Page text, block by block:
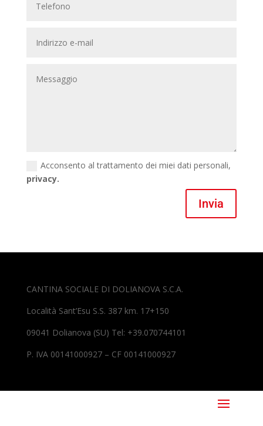
Acconsento al trattamento dei miei dati personali,
privacy.
Invia
CANTINA SOCIALE DI DOLIANOVA S.C.A.
Località Sant’Esu S.S. 387 km. 17+150
09041 Dolianova (SU) Tel: +39.070744101
P. IVA 00141000927 – CF 00141000927